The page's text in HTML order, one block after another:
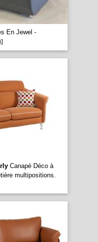
En Jewel -
Canapé Déco à
multipositions.